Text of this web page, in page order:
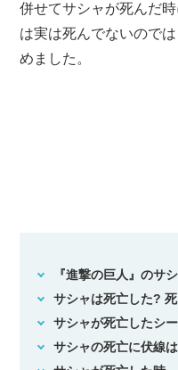
併せてサシャが死んだ
は実は死んでないので
めました。
『進撃の巨人』のサ
サシャは死亡した?
サシャが死亡したシ
サシャの死亡に伏線